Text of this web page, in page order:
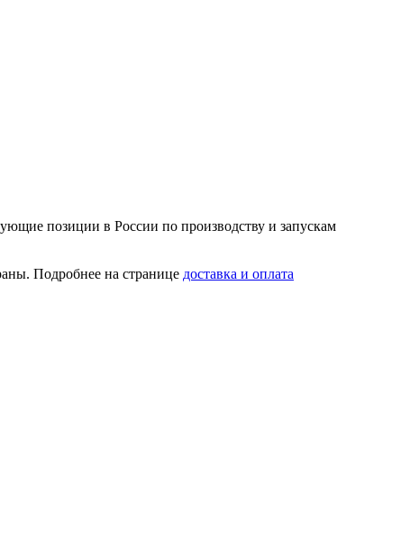
позиции в России по производству и запускам
Подробнее на странице доставка и оплата